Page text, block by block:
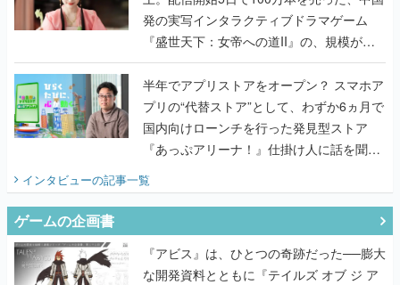
発の実写インタラクティブドラマゲーム
『盛世天下：女帝への道II』の、規模が違
うこだわりをプロデューサーに聞いた
半年でアプリストアをオープン？ スマホア
プリの“代替ストア”として、わずか6ヵ月で
国内向けローンチを行った発見型ストア
『あっぷアリーナ！』仕掛け人に話を聞い
インタビューの記事一覧
ゲームの企画書
『アビス』は、ひとつの奇跡だった──膨大
な開発資料とともに『テイルズ オブ ジ ア